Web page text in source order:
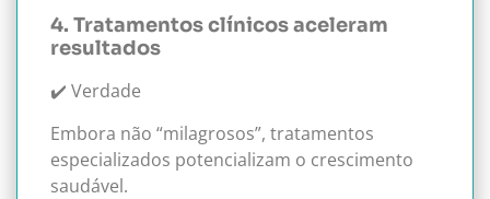
4. Tratamentos clínicos aceleram
resultados
✔️ Verdade
Embora não “milagrosos”, tratamentos
especializados potencializam o crescimento
saudável.